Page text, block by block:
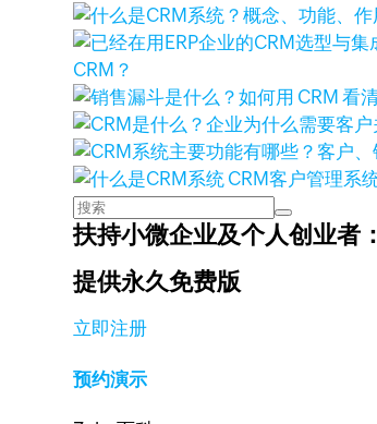
CRM？
扶持小微企业及个人创业者：
提供永久免费版
立即注册
预约演示